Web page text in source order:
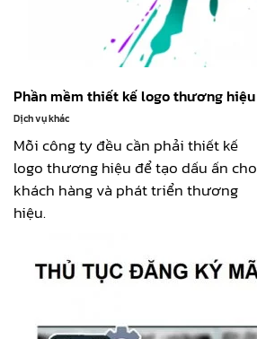
Phần mềm thiết kế logo thương hiệu
Dịch vụ khác
Mỗi công ty đều cần phải thiết kế
logo thương hiệu để tạo dấu ấn cho
khách hàng và phát triển thương
hiệu.